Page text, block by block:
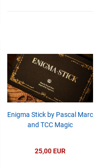
Enigma Stick by Pascal Marc
and TCC Magic
25,00 EUR